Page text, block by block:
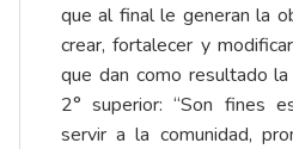
que al final le generan la
crear, fortalecer y
que dan como resultado
2° superior: “Son fines
servir a la comunidad,